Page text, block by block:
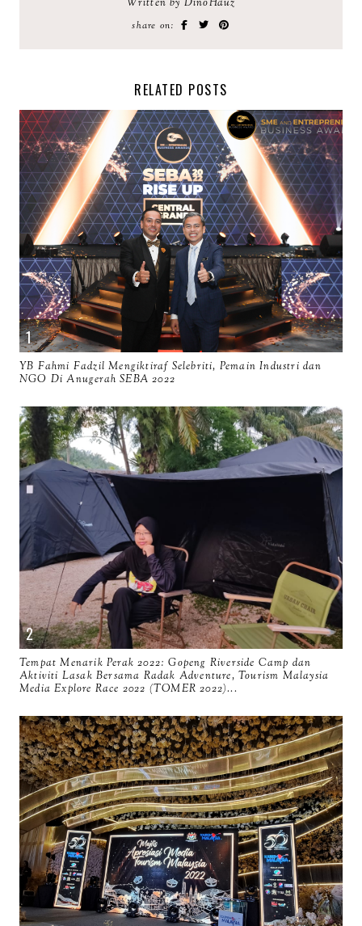
Written by DinoHauz
share on:
RELATED POSTS
YB Fahmi Fadzil Mengiktiraf Selebriti, Pemain Industri dan
NGO Di Anugerah SEBA 2022
Tempat Menarik Perak 2022: Gopeng Riverside Camp dan
Aktiviti Lasak Bersama Radak Adventure, Tourism Malaysia
Media Explore Race 2022 (TOMER 2022)...